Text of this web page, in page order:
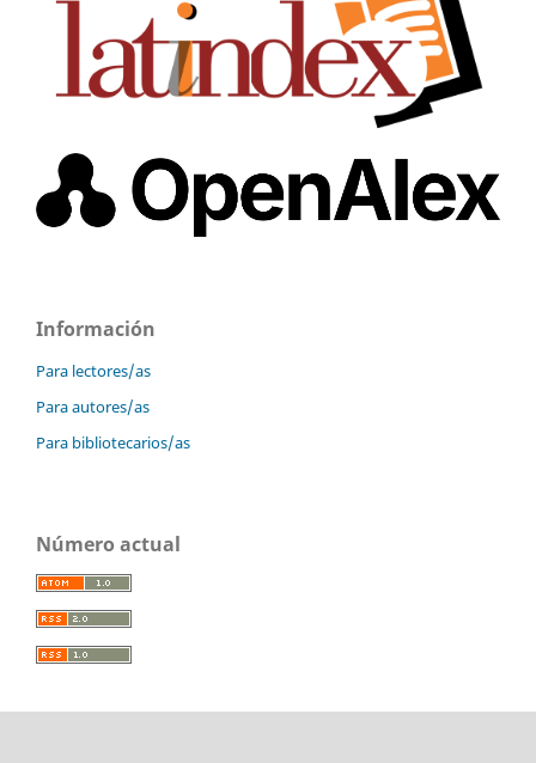
Información
Para lectores/as
Para autores/as
Para bibliotecarios/as
Número actual